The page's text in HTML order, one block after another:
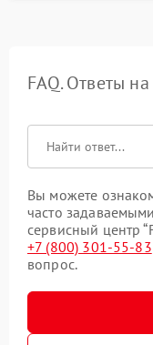
FAQ. Ответы
Вы можете
часто
сервисный центр
+7 (800) 301-55-83
вопрос.